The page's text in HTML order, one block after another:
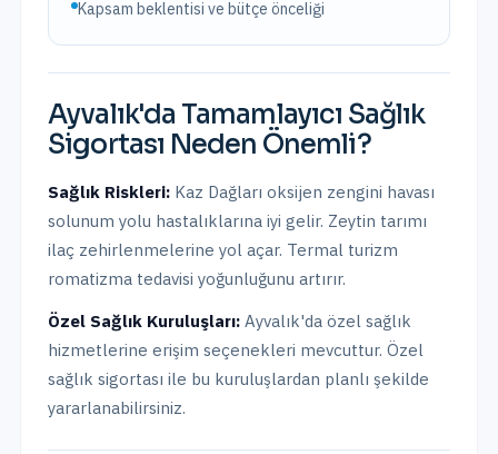
Kapsam beklentisi ve bütçe önceliği
Ayvalık'da Tamamlayıcı Sağlık
Sigortası Neden Önemli?
Sağlık Riskleri: Kaz Dağları oksijen zengini havası
solunum yolu hastalıklarına iyi gelir. Zeytin tarımı
ilaç zehirlenmelerine yol açar. Termal turizm
romatizma tedavisi yoğunluğunu artırır.
Özel Sağlık Kuruluşları: Ayvalık'da özel sağlık
hizmetlerine erişim seçenekleri mevcuttur. Özel
sağlık sigortası ile bu kuruluşlardan planlı şekilde
yararlanabilirsiniz.